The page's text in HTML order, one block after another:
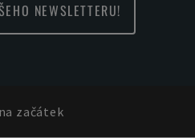
NEWSLETTERU!
začátek